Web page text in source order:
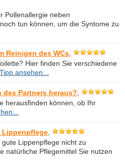
Pollenallergie neben
tun können, um die Syntome zu
Reinigen des WCs
Hier finden Sie verschiedene
Tipp ansehen...
des Partners heraus?
herausfinden können, ob Ihr
Lippenpflege
Lippenpflege nicht zu
natürliche Pflegemittel Sie nutzen